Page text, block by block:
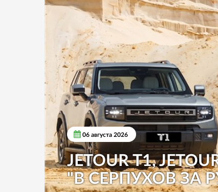
06 августа 2026
JETOUR T1,
"В СЕРПУХОВ ЗА